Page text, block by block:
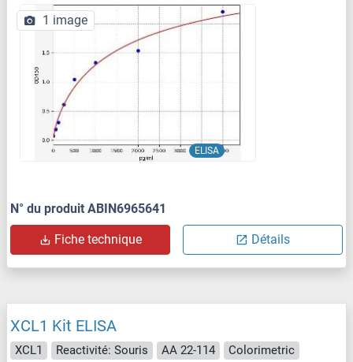
ELISA
1 image
N° du produit ABIN6965641
Fiche technique Détails
XCL1 Kit ELISA
XCL1 Reactivité: Souris AA 22-114
Colorimetric